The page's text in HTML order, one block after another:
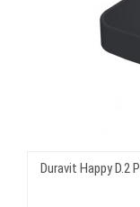
Duravit Happy D.2